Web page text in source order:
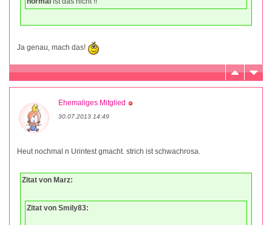
Ja genau, mach das!
Ehemaliges Mitglied
30.07.2013 14:49
Heut nochmal n Urintest gmacht. strich ist schwachrosa.
Zitat von Marz:
Zitat von Smily83: